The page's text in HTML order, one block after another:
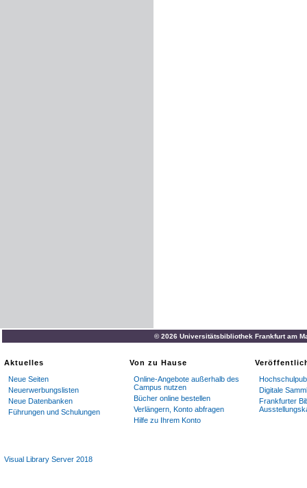
© 2026 Universitätsbibliothek Frankfurt am
Aktuelles
Neue Seiten
Neuerwerbungslisten
Neue Datenbanken
Führungen und Schulungen
Von zu Hause
Online-Angebote außerhalb des
Campus nutzen
Bücher online bestellen
Verlängern, Konto abfragen
Hilfe zu Ihrem Konto
Digitale
Frankfurter
Visual Library Server 2018